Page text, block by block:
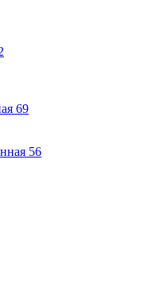
69
56